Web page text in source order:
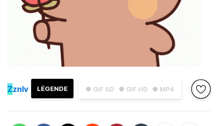
● GIF SD ● GIF HD ● MP4
LÉGENDE
Zznlv